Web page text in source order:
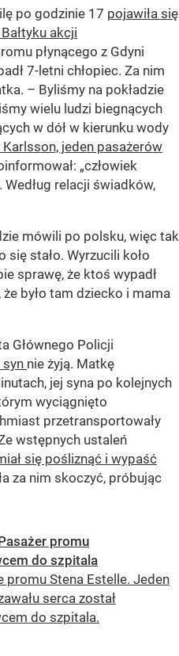
po godzinie 17 pojawiła się
akcji
płynącego z Gdyni
7-letni chłopiec. Za nim
– Byliśmy na pokładzie
wielu ludzi biegnących
w dół w kierunku wody
jeden pasażerów
„człowiek
Według relacji świadków,
mówili po polsku, więc tak
stało. Wyrzucili koło
sprawę, że ktoś wypadł
było tam dziecko i mama
Głównego Policji
syn nie żyją. Matkę
jej syna po kolejnych
wyciągnięto
przetransportowały
wstępnych ustaleń
się pośliznąć i wypaść
za nim skoczyć, próbując
promu
do szpitala
promu Stena Estelle. Jeden
serca został
do szpitala.